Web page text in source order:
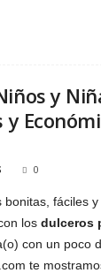
y
y
0
bonitas, fáciles
los dulceros
con un poco
te